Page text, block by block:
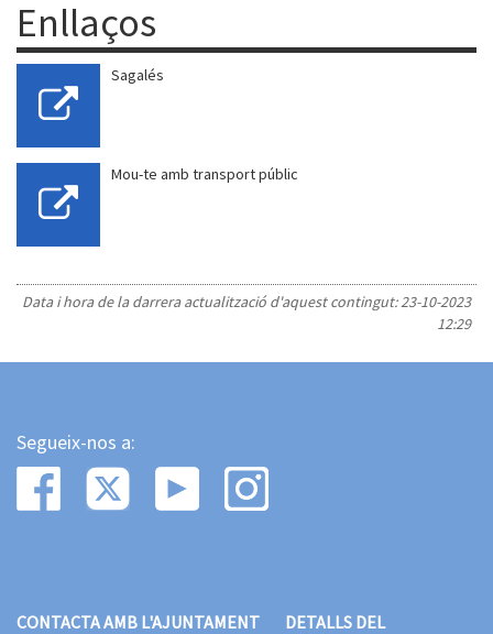
Enllaços
Sagalés
Mou-te amb transport públic
Data i hora de la darrera actualització d'aquest contingut:23-10-2023
12:29
Segueix-nos a:
CONTACTA AMB L'AJUNTAMENT
DETALLS DEL